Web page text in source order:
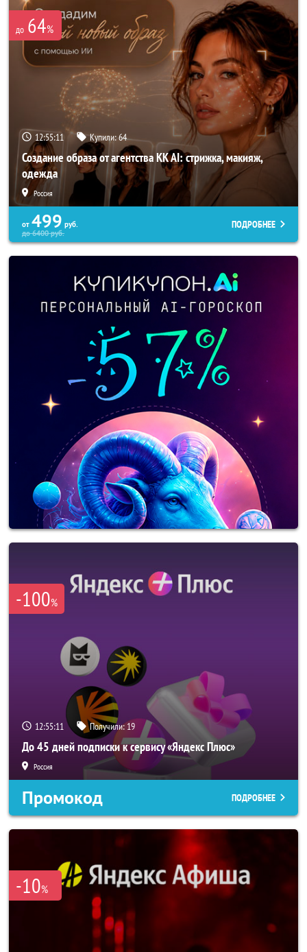
до 64%
12:55:10 Купили:64
Создание образа от агентства KK AI: стрижка, макияж,
одежда
Россия
от 499 руб.
до6400руб.
ПОДРОБНЕЕ
-100%
12:55:10 Получили:19
До 45 дней подписки к сервису «Яндекс Плюс»
Россия
Промокод ПОДРОБНЕЕ
-10%